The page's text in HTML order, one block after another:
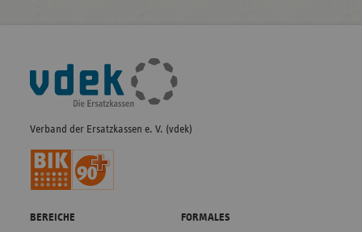
Fußleisten-
Navigation
Verband der Ersatzkassen e. V. (vdek)
BEREICHE FORMALES